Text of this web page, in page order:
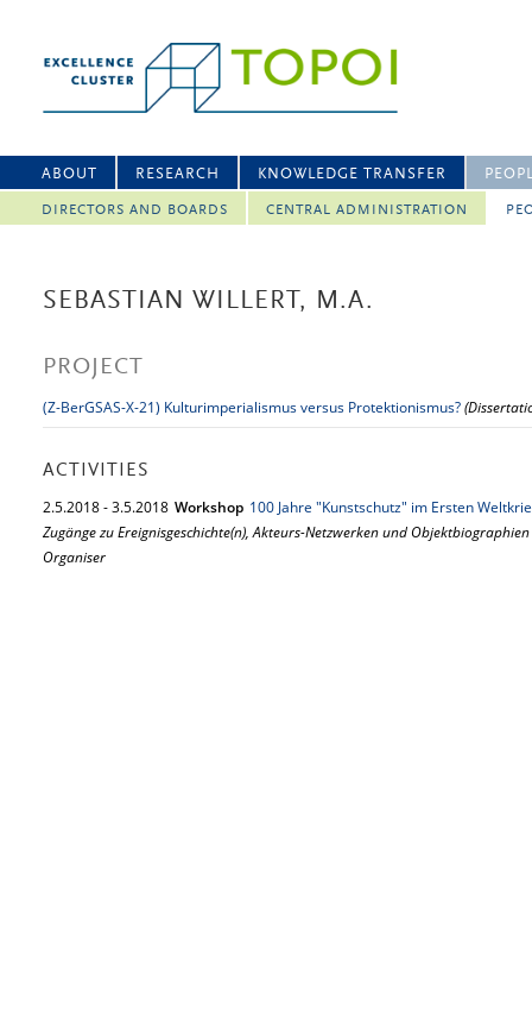
ABOUT RESEARCH KNOWLEDGE TRANSFER
DIRECTORS AND BOARDS CENTRAL ADMINISTRATION
SEBASTIAN WILLERT, M.A.
PROJECT
(Z-BerGSAS-X-21) Kulturimperialismus versus Protektionismus?
ACTIVITIES
2.5.2018-3.5.2018 Workshop 100 Jahre "Kunstschutz" im Ersten
Zugänge zu Ereignisgeschichte(n), Akteurs-Netzwerken und Objektbiographien
Organiser